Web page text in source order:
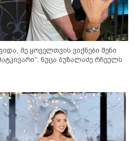
მე ყოველთვის ვიქნები შენი
ნუცა ბუზალაძე რჩეულს